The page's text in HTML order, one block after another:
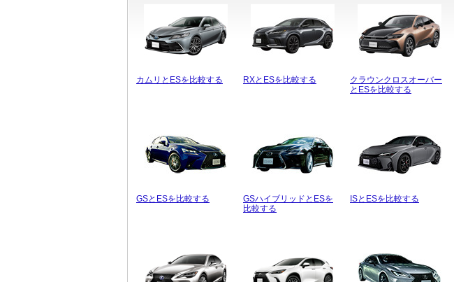
カムリとESを比較する RXとESを比較する
クラウンクロスオーバー
とESを比較する
GSとESを比較する
GSハイブリッドとESを
比較する
ISとESを比較する